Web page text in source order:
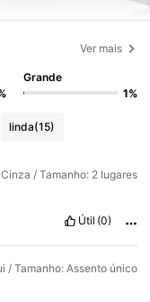
Ver mais
Grande
1%
linda(15)
/ Tamanho: 2 lugares
Útil (0)
/ Tamanho: Assento único